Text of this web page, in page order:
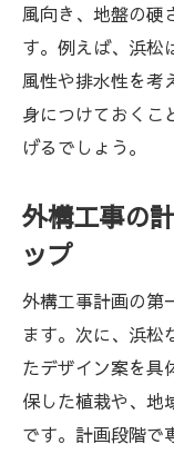
風向き、地盤の硬
す。例えば、浜松
風性や排水性を考
身につけておくこ
げるでしょう。
外構工事の
ップ
外構工事計画の第
ます。次に、浜松
たデザイン案を具
保した植栽や、地
です。計画段階で